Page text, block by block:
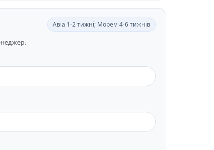
Авіа 1-2 тижні; Морем 4-6 тижнів